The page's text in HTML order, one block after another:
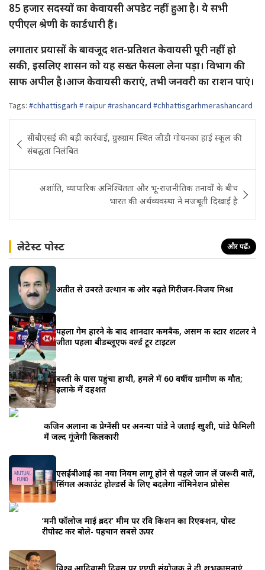
85 हजार सदस्यों का केवायसी अपडेट नहीं हुआ है। ये सभी
एपीएल श्रेणी के कार्डधारी हैं।
लगातार प्रयासों के बावजूद शत-प्रतिशत केवायसी पूरी नहीं हो
सकी, इसलिए शासन को यह सख्त फैसला लेना पड़ा। विभाग की
साफ अपील है।आज केवायसी कराएं, तभी जनवरी का राशन पाएं।
Tags: #chhattisgarh # raipur #rashancard #chhattisgarhmerashancard
navigation
सीबीएसई की बड़ी कार्रवाई, ग्रुरुग्राम स्थित जीडी गोयनका हाई स्कूल की
संबद्धता निलंबित
अशांति, व्यापारिक अनिश्चितता और भू-राजनीतिक तनावों के बीच
भारत की अर्थव्यवस्था ने मजबूती दिखाई है
लेटेस्ट पोस्ट और पढ़ें›
अतीत से उबरते उत्थान की ओर बढ़ते गिरीजन-विजय मिश्रा
पहला गेम हारने के बाद शानदार कमबैक, असम की स्टार शटलर ने
जीता पहला बीडब्लूएफ वर्ल्ड टूर टाइटल
बस्ती के पास पहुंचा हाथी, हमले में 60 वर्षीय ग्रामीण की मौत;
इलाके में दहशत
कजिन अलाना की प्रेग्नेंसी पर अनन्या पांडे ने जताई खुशी, पांडे फैमिली
में जल्द गूंजेगी किलकारी
एसईबीआई का नया नियम लागू होने से पहले जान लें जरूरी बातें,
सिंगल अकाउंट होल्डर्स के लिए बदलेगा नॉमिनेशन प्रोसेस
‘मनी फॉलोज माई ब्रदर’ मीम पर रवि किशन का रिएक्शन, पोस्ट
रीपोस्ट कर बोले- पहचान सबसे ऊपर